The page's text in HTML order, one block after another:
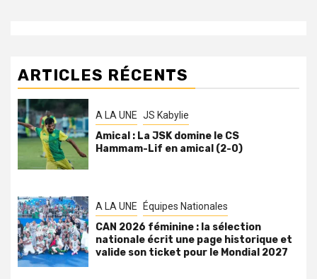
ARTICLES RÉCENTS
A LA UNE JS Kabylie
Amical : La JSK domine le CS
Hammam-Lif en amical (2-0)
A LA UNE Équipes Nationales
CAN 2026 féminine : la sélection
nationale écrit une page historique et
valide son ticket pour le Mondial 2027